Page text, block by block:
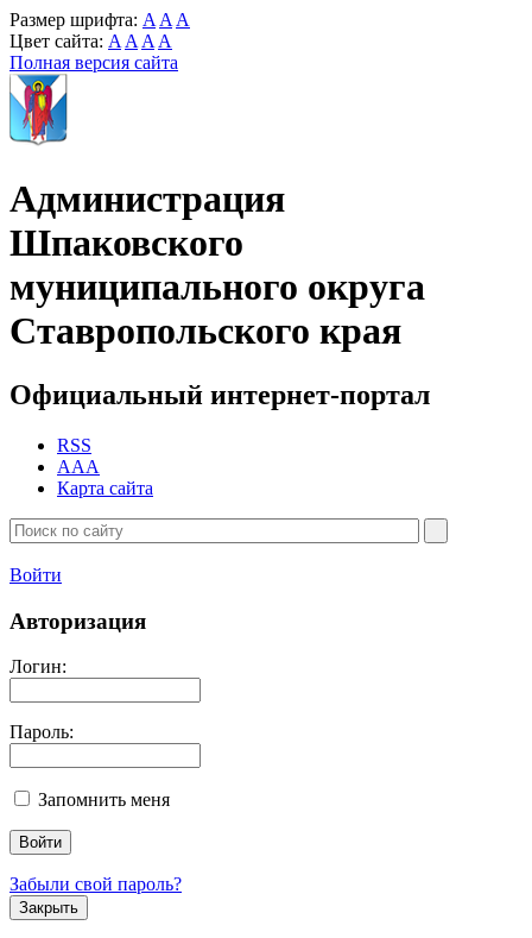
Размер шрифта: A A A
Цвет сайта: A A A A
Полная версия сайта
Администрация
Шпаковского
муниципального округа
Ставропольского края
Официальный интернет-портал
RSS
AAA
Карта сайта
Войти
Авторизация
Логин:
Пароль:
Запомнить меня
Забыли свой пароль?
Закрыть